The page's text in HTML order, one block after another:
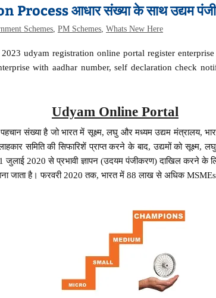
आधार संख्या के साथ उद्यम
Schemes, PM Schemes, Whats New Here
udyam registration online portal register
with aadhar number, self declaration check
Udyam Online Portal
संख्या है जो भारत में सूक्ष्म, लघु और मध्यम उद्यम मंत्रालय,
समिति की सिफारिशें प्राप्त करने के बाद, उद्यमों को
2020 से प्रभावी ज्ञापन (उदयम पंजीकरण) दाखिल करने के लिए
जाता है। फरवरी 2020 तक, भारत में 88 लाख से अधिक